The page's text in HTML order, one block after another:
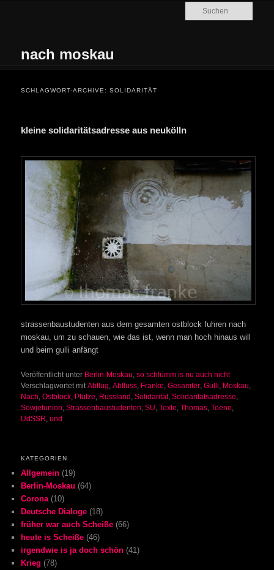
nach moskau
SCHLAGWORT-ARCHIVE:SOLIDARITÄT
kleine solidaritätsadresse aus neukölln
strassenbaustudenten aus dem gesamten ostblock fuhren nach
moskau, um zu schauen, wie das ist, wenn man hoch hinaus will
und beim gulli anfängt
Veröffentlicht unter Berlin-Moskau,so schlümm is nu auch nicht
Verschlagwortet mit Abflug,Abfluss, Franke,Gesamter,Gulli, Moskau,
Nach,Ostblock, Pfütze, Russland ,Solidarität,Solidaritätsadresse,
Sowjetunion,Strassenbaustudenten,SU,Texte,Thomas,Toene,
UdSSR,und
KATEGORIEN
Allgemein (19)
Berlin-Moskau (64)
Corona (10)
Deutsche Dialoge (18)
früher war auch Scheiße (66)
heute is Scheiße (46)
irgendwie is ja doch schön (41)
Krieg (78)